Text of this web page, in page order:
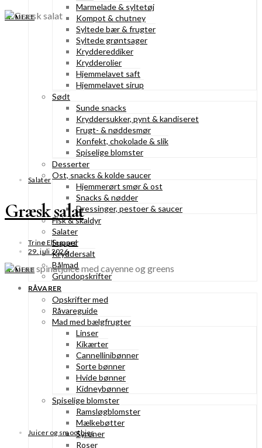
Marmelade & syltetøj
Kompot & chutney
Syltede bær & frugter
Syltede grøntsager
Kryddereddiker
Krydderolier
Hjemmelavet saft
Hjemmelavet sirup
Sødt
Sunde snacks
Kryddersukker, pynt & kandiseret
Frugt- & nøddesmør
Konfekt, chokolade & slik
Spiselige blomster
Desserter
Ost, snacks & kolde saucer
Hjemmerørt smør & ost
Snacks & nødder
Dressinger, pestoer & saucer
Fisk & skaldyr
Salater
Supper
Kryddersalt
Bålmad
Grundopskrifter
RÅVARER
Opskrifter med
Råvareguide
Mad med bælgfrugter
Linser
Kikærter
Cannellinibønner
Sorte bønner
Hvide bønner
Kidneybønner
Spiselige blomster
Ramsløgblomster
Mælkebøtter
Syrener
Roser
SE MERE
Salater
Græsk salat
Trine Ellegaard
29. juli 2026
SE MERE
Juicer og smoothies